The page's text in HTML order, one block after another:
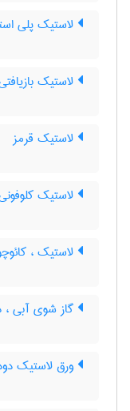
لاستیک پلی
لاستیک
لاستیک قرمز
لاستیک
لاستیک ،
گاز شوی آبی
ورق لاستیک